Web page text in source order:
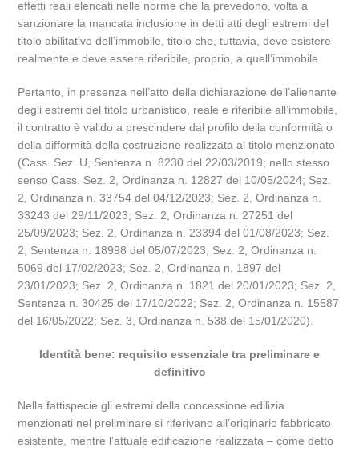
effetti reali elencati nelle norme che la prevedono, volta a
sanzionare la mancata inclusione in detti atti degli estremi del
titolo abilitativo dell’immobile, titolo che, tuttavia, deve esistere
realmente e deve essere riferibile, proprio, a quell’immobile.
Pertanto, in presenza nell’atto della dichiarazione dell’alienante
degli estremi del titolo urbanistico, reale e riferibile all’immobile,
il contratto è valido a prescindere dal profilo della conformità o
della difformità della costruzione realizzata al titolo menzionato
(Cass. Sez. U, Sentenza n. 8230 del 22/03/2019; nello stesso
senso Cass. Sez. 2, Ordinanza n. 12827 del 10/05/2024; Sez.
2, Ordinanza n. 33754 del 04/12/2023; Sez. 2, Ordinanza n.
33243 del 29/11/2023; Sez. 2, Ordinanza n. 27251 del
25/09/2023; Sez. 2, Ordinanza n. 23394 del 01/08/2023; Sez.
2, Sentenza n. 18998 del 05/07/2023; Sez. 2, Ordinanza n.
5069 del 17/02/2023; Sez. 2, Ordinanza n. 1897 del
23/01/2023; Sez. 2, Ordinanza n. 1821 del 20/01/2023; Sez. 2,
Sentenza n. 30425 del 17/10/2022; Sez. 2, Ordinanza n. 15587
del 16/05/2022; Sez. 3, Ordinanza n. 538 del 15/01/2020).
Identità bene: requisito essenziale tra preliminare e
definitivo
Nella fattispecie gli estremi della concessione edilizia
menzionati nel preliminare si riferivano all’originario fabbricato
esistente, mentre l’attuale edificazione realizzata – come detto